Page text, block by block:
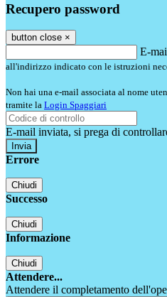
Recupero password
button close ×
E-
all'indirizzo indicato con le istruzioni
Non hai una e-mail associata al nome
tramite la Login Spaggiari
E-mail inviata, si prega di
Errore
Chiudi
Successo
Chiudi
Informazione
Chiudi
Attendere...
Attendere il completamento